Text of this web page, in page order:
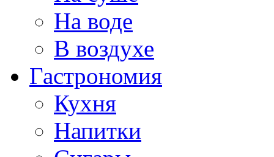
На воде
В воздухе
Гастрономия
Кухня
Напитки